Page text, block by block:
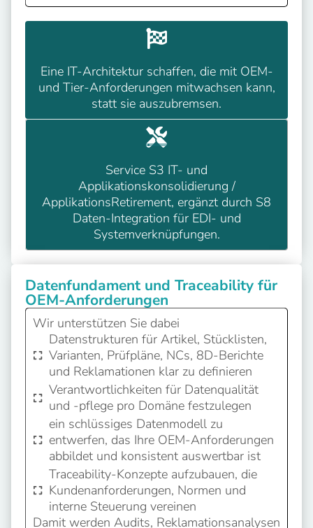
Eine IT-Architektur schaffen, die mit OEM-
und Tier-Anforderungen mitwachsen kann,
statt sie auszubremsen.
Service S3 IT- und
Applikationskonsolidierung /
ApplikationsRetirement, ergänzt durch S8
Daten-Integration für EDI- und
Systemverknüpfungen.
Datenfundament und Traceability für
OEM-Anforderungen
Wir unterstützen Sie dabei
Datenstrukturen für Artikel, Stücklisten,
Varianten, Prüfpläne, NCs, 8D-Berichte
und Reklamationen klar zu definieren
Verantwortlichkeiten für Datenqualität
und -pflege pro Domäne festzulegen
ein schlüssiges Datenmodell zu
entwerfen, das Ihre OEM-Anforderungen
abbildet und konsistent auswertbar ist
Traceability-Konzepte aufzubauen, die
Kundenanforderungen, Normen und
interne Steuerung vereinen
Damit werden Audits, Reklamationsanalysen